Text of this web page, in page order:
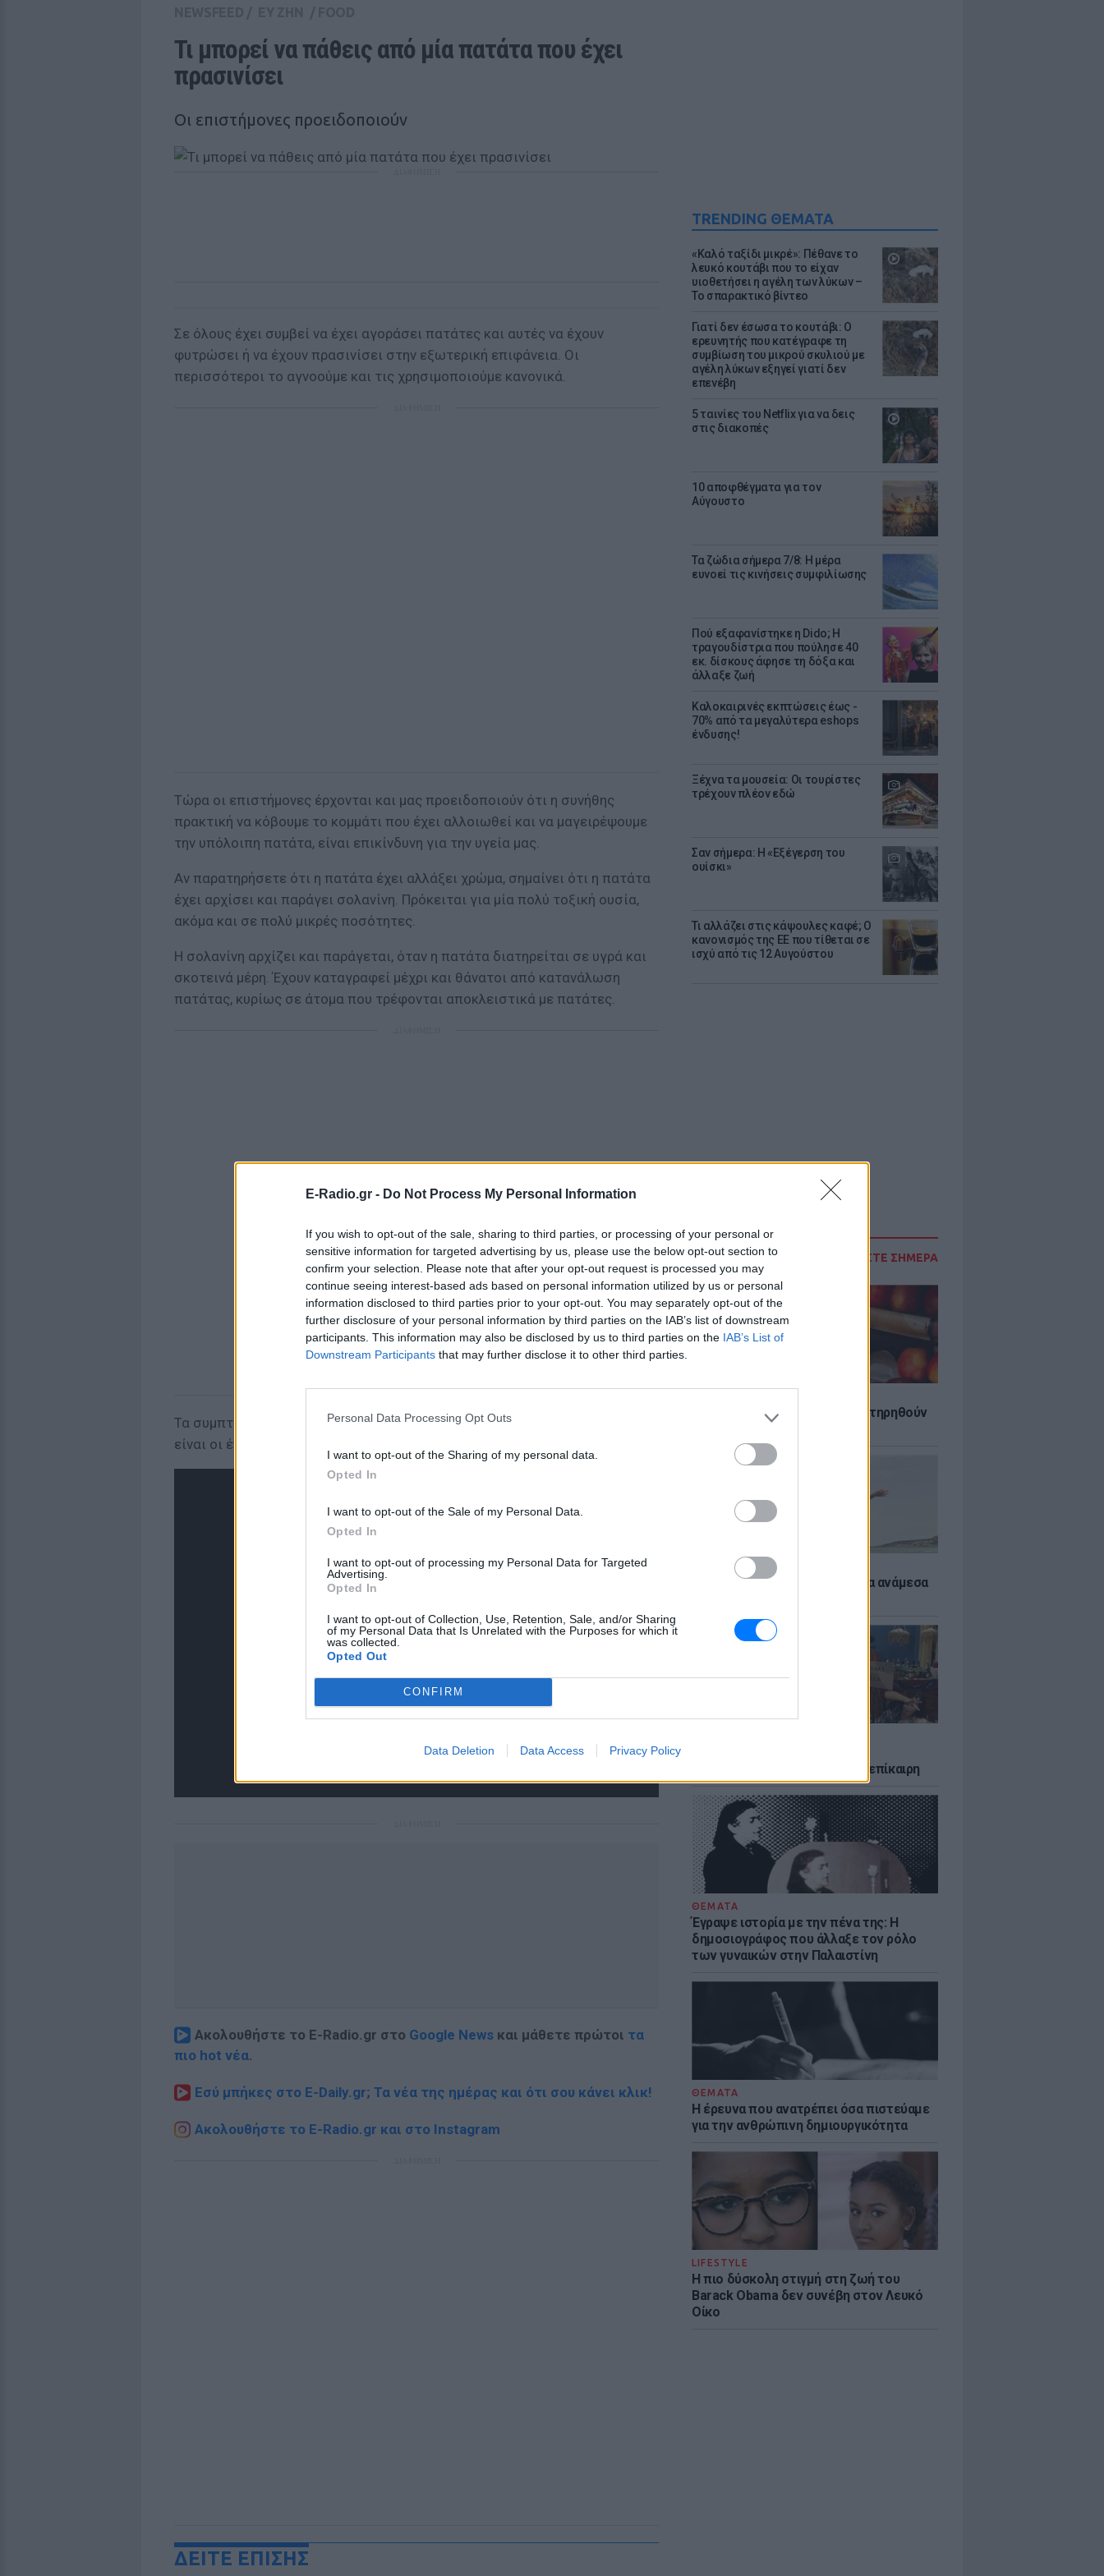
E-Radio.gr - Do Not Process My Personal Information
If you wish to opt-out of the sale, sharing to third parties, or processing of your personal or
sensitive information for targeted advertising by us, please use the below opt-out section to
confirm your selection. Please note that after your opt-out request is processed you may
continue seeing interest-based ads based on personal information utilized by us or personal
information disclosed to third parties prior to your opt-out. You may separately opt-out of the
further disclosure of your personal information by third parties on the IAB’s list of downstream
participants. This information may also be disclosed by us to third parties on the IAB’s List of
Downstream Participants that may further disclose it to other third parties.
Personal Data Processing Opt Outs
I want to opt-out of the Sharing of my personal data.
Opted In
I want to opt-out of the Sale of my Personal Data.
Opted In
I want to opt-out of processing my Personal Data for Targeted
Advertising.
Opted In
I want to opt-out of Collection, Use, Retention, Sale, and/or Sharing
of my Personal Data that Is Unrelated with the Purposes for which it
was collected.
Opted Out
CONFIRM
Data Deletion Data Access Privacy Policy
TRENDING ΘΕΜΑΤΑ
«Καλό ταξίδι μικρέ»: Πέθανε το
λευκό κουτάβι που το είχαν
υιοθετήσει η αγέλη των λύκων –
Το σπαρακτικό βίντεο
Γιατί δεν έσωσα το κουτάβι: Ο
ερευνητής που κατέγραφε τη
συμβίωση του μικρού σκυλιού με
αγέλη λύκων εξηγεί γιατί δεν
επενέβη
5 ταινίες του Netflix για να δεις
στις διακοπές
10 αποφθέγματα για τον
Αύγουστο
Τα ζώδια σήμερα 7/8: Η μέρα
ευνοεί τις κινήσεις συμφιλίωσης
Πού εξαφανίστηκε η Dido; Η
τραγουδίστρια που πούλησε 40
εκ. δίσκους άφησε τη δόξα και
άλλαξε ζωή
Καλοκαιρινές εκπτώσεις έως -
70% από τα μεγαλύτερα eshops
ένδυσης!
Ξέχνα τα μουσεία: Οι τουρίστες
τρέχουν πλέον εδώ
Σαν σήμερα: Η «Εξέγερση του
ουίσκι»
Τι αλλάζει στις κάψουλες καφέ; Ο
κανονισμός της ΕΕ που τίθεται σε
ισχύ από τις 12 Αυγούστου
ΔΙΑΒΑΣΤΕ ΣΗΜΕΡΑ
6 φρούτα που μπορουν να διατηρηθούν
Πώς να αποφύγεις το σύγκαμα ανάμεσα
νεοπλουτισμό και παραμένει επίκαιρη
ΘΕΜΑΤΑ
Έγραψε ιστορία με την πένα της: Η
δημοσιογράφος που άλλαξε τον ρόλο
των γυναικών στην Παλαιστίνη
ΘΕΜΑΤΑ
Η έρευνα που ανατρέπει όσα πιστεύαμε
για την ανθρώπινη δημιουργικότητα
LIFESTYLE
Η πιο δύσκολη στιγμή στη ζωή του
Barack Obama δεν συνέβη στον Λευκό
Οίκο
Τι μπορεί να πάθεις από μία πατάτα που έχει
πρασινίσει
Οι επιστήμονες προειδοποιούν
Σε όλους έχει συμβεί να έχει αγοράσει πατάτες και αυτές να έχουν
φυτρώσει ή να έχουν πρασινίσει στην εξωτερική επιφάνεια. Οι
περισσότεροι το αγνοούμε και τις χρησιμοποιούμε κανονικά.
Τώρα οι επιστήμονες έρχονται και μας προειδοποιούν ότι η συνήθης
πρακτική να κόβουμε το κομμάτι που έχει αλλοιωθεί και να μαγειρέψουμε
την υπόλοιπη πατάτα, είναι επικίνδυνη για την υγεία μας.
Αν παρατηρήσετε ότι η πατάτα έχει αλλάξει χρώμα, σημαίνει ότι η πατάτα
έχει αρχίσει και παράγει σολανίνη. Πρόκειται για μία πολύ τοξική ουσία,
ακόμα και σε πολύ μικρές ποσότητες.
Η σολανίνη αρχίζει και παράγεται, όταν η πατάτα διατηρείται σε υγρά και
σκοτεινά μέρη. Έχουν καταγραφεί μέχρι και θάνατοι από κατανάλωση
πατάτας, κυρίως σε άτομα που τρέφονται αποκλειστικά με πατάτες.
Τα συμπτώματα που θα πρέπει να προσέξετε και να καταφύγετε σε γιατρό,
είναι οι έντονοι πόνοι στο στομάχι και η υπνηλία.
Ακολουθήστε το E-Radio.gr στο Google News και μάθετε πρώτοι τα
πιο hot νέα.
Εσύ μπήκες στο E-Daily.gr; Τα νέα της ημέρας και ότι σου κάνει κλικ!
Ακολουθήστε το E-Radio.gr και στο Instagram
ΔΕΙΤΕ ΕΠΙΣΗΣ